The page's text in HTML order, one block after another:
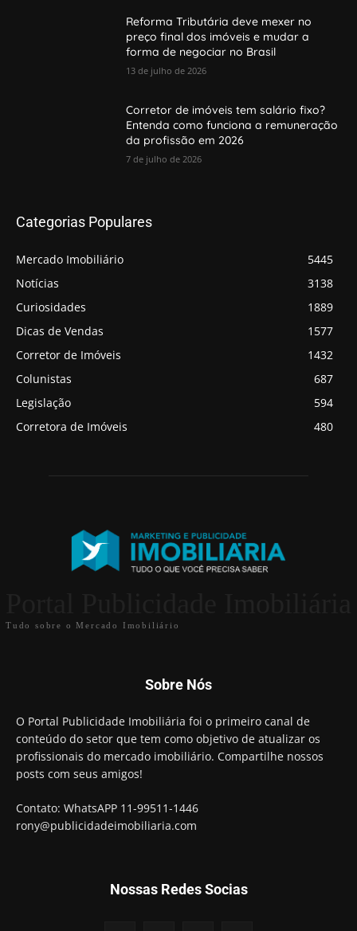
Reforma Tributária deve mexer no
preço final dos imóveis e mudar a
forma de negociar no Brasil
13 de julho de 2026
Corretor de imóveis tem salário fixo?
Entenda como funciona a remuneração
da profissão em 2026
7 de julho de 2026
Categorias Populares
Mercado Imobiliário
5445
Notícias
3138
Curiosidades
1889
Dicas de Vendas
1577
Corretor de Imóveis
1432
Colunistas
687
Legislação
594
Corretora de Imóveis
480
Tudo sobre o Mercado Imobiliário
Sobre Nós
O Portal Publicidade Imobiliária foi o primeiro canal de
conteúdo do setor que tem como objetivo de atualizar os
profissionais do mercado imobiliário. Compartilhe nossos
posts com seus amigos!
Contato: WhatsAPP 11-99511-1446
rony@publicidadeimobiliaria.com
Nossas Redes Socias